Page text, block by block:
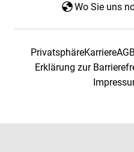
Wo Sie uns
PrivatsphäreKarriereAGB
Erklärung zur